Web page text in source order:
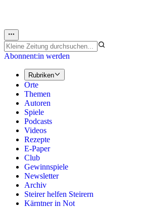
Abonnent:in werden
Rubriken
Orte
Themen
Autoren
Spiele
Podcasts
Videos
Rezepte
E-Paper
Club
Gewinnspiele
Newsletter
Archiv
Steirer helfen Steirern
Kärntner in Not